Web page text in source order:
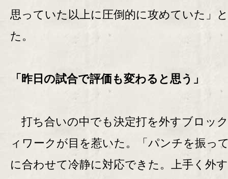
思っていた以上に圧倒的に攻めていた」
た。
「昨日の試合で評価も変わると思う」
打ち合いの中でも決定打を外すブロッ
ィワークが目を惹いた。「パンチを振っ
に合わせて冷静に対応できた。上手く外